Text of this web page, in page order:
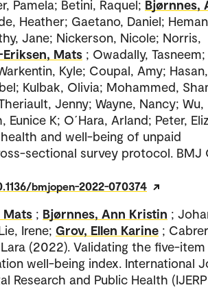
Pamela; Betini, Raquel; Bjørnnes,
Heather; Gaetano, Daniel;
Jane; Nickerson, Nicole; Norris,
Mats ; Owadally, Tasneem;
Kyle; Coupal, Amy; Hasan,
Kulbak, Olivia; Mohammed,
Jenny; Wayne, Nancy; Wu,
Eunice K; O´Hara, Arland; Peter,
and well-being of unpaid
sectional survey protocol. BMJ
bmjopen-2022-070374
Mats ; Bjørnnes, Ann Kristin ;
Irene; Grov, Ellen Karine ;
(2022). Validating the five-
well-being index. International
Research and Public Health